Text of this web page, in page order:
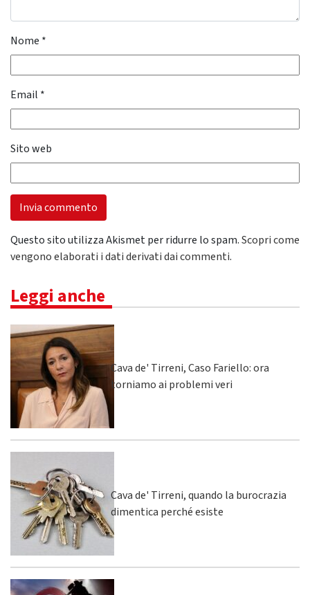
Nome *
Email *
Sito web
Questo sito utilizza Akismet per ridurre lo spam.Scopri come
vengono elaborati i dati derivati dai commenti.
Leggi anche
Cava de' Tirreni, Caso Fariello: ora
torniamo ai problemi veri
Cava de' Tirreni, quando la burocrazia
dimentica perché esiste